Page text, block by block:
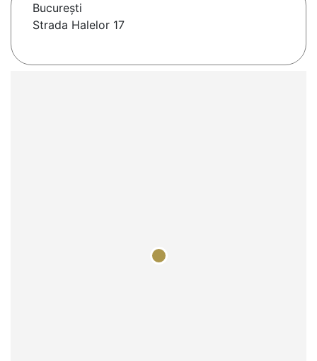
Bucureşti
Strada Halelor 17